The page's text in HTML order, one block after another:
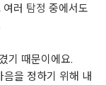
러 탐정 중에서도
기 때문이에요.
을 정하기 위해 내